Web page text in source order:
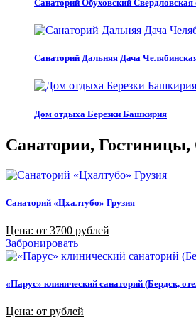
Санаторий Обуховский Свердловская
Санаторий Дальняя Дача
Дом отдыха Березки Башкирия
Санатории,
Санаторий «Цхалтубо» Грузия
Цена: от 3700 рублей
Забронировать
«Парус» клинический санаторий (Бердск,
Цена: от рублей